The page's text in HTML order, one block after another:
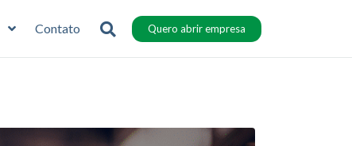
Contato Quero abrir empresa